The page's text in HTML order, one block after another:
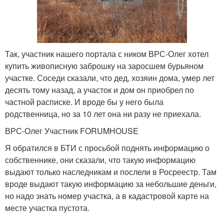
Так, участник нашего портала с ником ВРС-Олег хотел
купить живописную заброшку на заросшем бурьяном
участке. Соседи сказали, что дед, хозяин дома, умер лет
десять тому назад, а участок и дом он приобрел по
частной расписке. И вроде бы у него была
родственница, но за 10 лет она ни разу не приехала.
ВРС-Олег Участник FORUMHOUSE
Я обратился в БТИ с просьбой поднять информацию о
собственнике, они сказали, что такую информацию
выдают только наследникам и послели в Росреестр. Там
вроде выдают такую информацию за небольшие деньги,
но надо знать номер участка, а в кадастровой карте на
месте участка пустота.